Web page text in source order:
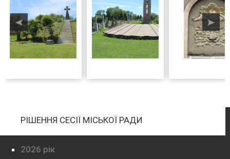
РІШЕННЯ СЕСІЇ МІСЬКОЇ РАДИ
2026 рік